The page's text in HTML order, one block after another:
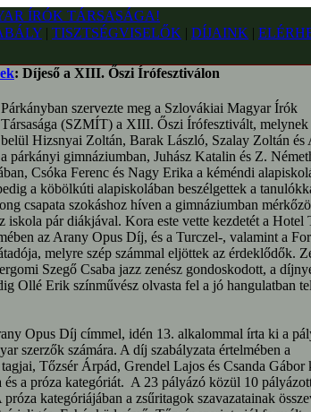
| TISZTSÉGVISELŐK | DÍJAINK |
: Díjeső a XIII. Őszi Írófesztiválon
Párkányban szervezte meg a Szlovákiai Magyar Írók
Társasága (SZMÍT) a XIII. Őszi Írófesztivált, melynek
belül Hizsnyai Zoltán, Barak László, Szalay Zoltán és
a párkányi gimnáziumban, Juhász Katalin és Z.
Csóka Ferenc és Nagy Erika a kéméndi
a köbölkúti alapiskolában beszélgettek a
csapata szokáshoz híven a gimnáziumban
iskola pár diákjával. Kora este vette kezdetét a Hotel
az Arany Opus Díj, és a Turczel-, valamint a
melyre szép számmal eljöttek az érdeklődők.
Szegő Csaba jazz zenész gondoskodott, a
Ollé Erik színművész olvasta fel a jó hangulatban
Opus Díj címmel, idén 13. alkalommal írta ki a
szerzők számára. A díj szabályzata értelmében a
Tőzsér Árpád, Grendel Lajos és Csanda Gábor
és a próza kategóriát. A 23 pályázó közül 10
kategóriájában a zsűritagok szavazatainak